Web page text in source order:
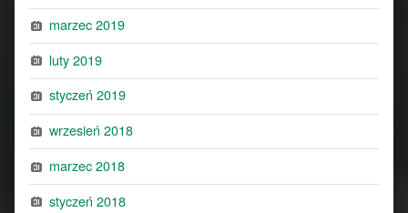
marzec 2019
luty 2019
styczeń 2019
wrzesień 2018
marzec 2018
styczeń 2018